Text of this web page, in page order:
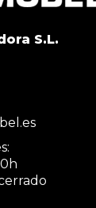
S.L.